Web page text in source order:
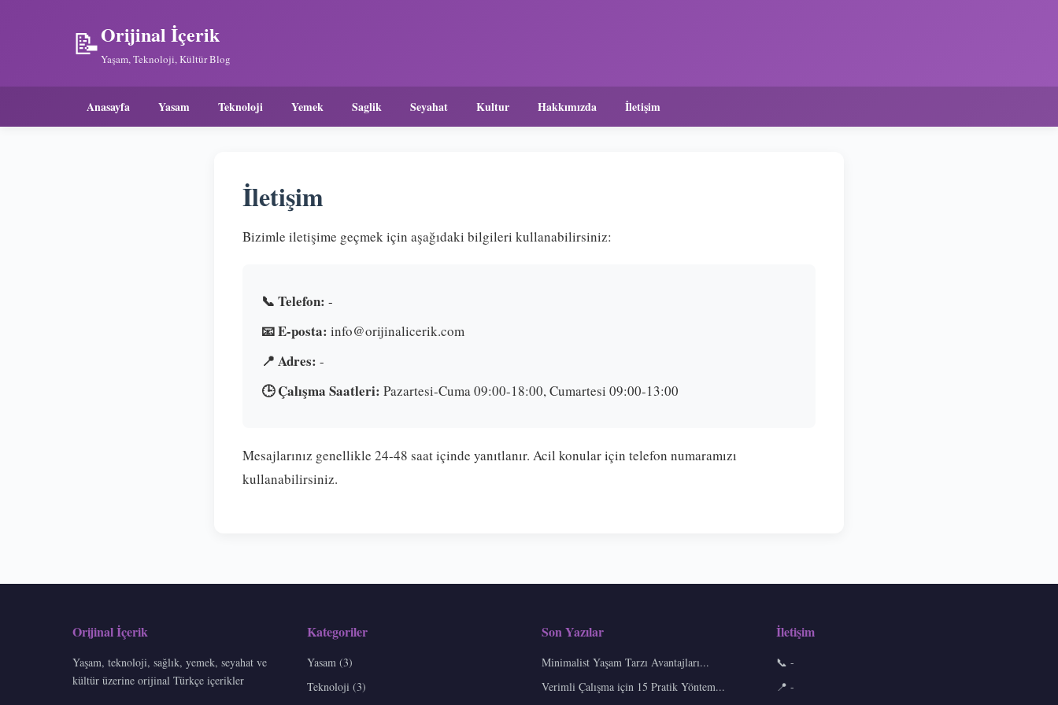
📝Orijinal İçerik
Yaşam, Teknoloji, Kültür Blog
Anasayfa Yasam Teknoloji Yemek Saglik Seyahat Kultur Hakkımızda İletişim
İletişim
Bizimle iletişime geçmek için aşağıdaki bilgileri kullanabilirsiniz:
📞 Telefon: -
📧 E-posta: info@orijinalicerik.com
📍 Adres: -
🕒 Çalışma Saatleri: Pazartesi-Cuma 09:00-18:00, Cumartesi 09:00-13:00
Mesajlarınız genellikle 24-48 saat içinde yanıtlanır. Acil konular için telefon numaramızı
kullanabilirsiniz.
Orijinal İçerik
Yaşam, teknoloji, sağlık, yemek, seyahat ve
kültür üzerine orijinal Türkçe içerikler
Kategoriler
Yasam (3)
Teknoloji (3)
Son Yazılar
Minimalist Yaşam Tarzı Avantajları...
Verimli Çalışma için 15 Pratik Yöntem...
İletişim
📞 -
📍 -